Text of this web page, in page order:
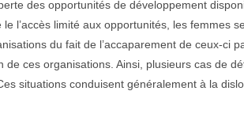
des opportunités de développement
l’accès limité aux opportunités, les femmes
du fait de l’accaparement de ceux-ci
de ces organisations. Ainsi, plusieurs cas de
situations conduisent généralement à la